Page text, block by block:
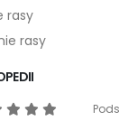
rasy
rasy